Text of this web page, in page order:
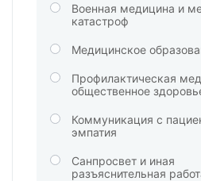
Военная медицина и
катастроф
Медицинское
Профилактическая
общественное
Коммуникация с
эмпатия
Санпросвет и иная
разъяснительная